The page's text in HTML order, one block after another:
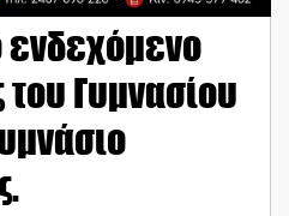
ενδεχόμενο
Γυμνασίου